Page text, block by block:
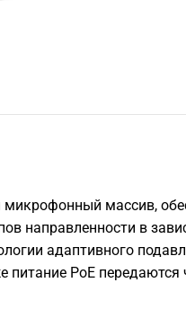
микрофонный массив,
направленности в
адаптивного
PoE передаются